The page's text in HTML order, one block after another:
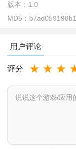
1、大家可以先在
版本： 1.0
MD5：
用户评论
评分 ★ ★ ★